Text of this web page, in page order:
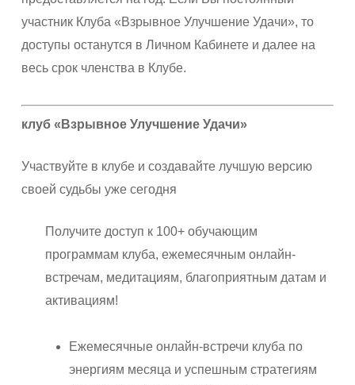
участник Клуба «Взрывное Улучшение Удачи», то
доступы останутся в Личном Кабинете и далее на
весь срок членства в Клубе.
клуб «Взрывное Улучшение Удачи»
Участвуйте в клубе и создавайте лучшую версию
своей судьбы уже сегодня
Получите доступ к 100+ обучающим
программам клуба, ежемесячным онлайн-
встречам, медитациям, благоприятным датам и
активациям!
Ежемесячные онлайн-встречи клуба по
энергиям месяца и успешным стратегиям